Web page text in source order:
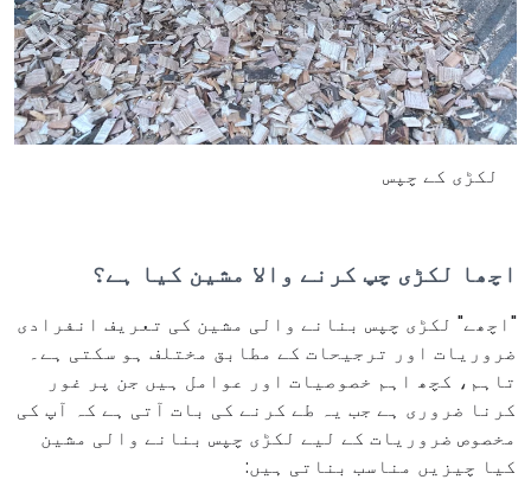
لکڑی کے چپس
اچھا لکڑی چپ کرنے والا مشین کیا ہے؟
"اچھے" لکڑی چپس بنانے والی مشین کی تعریف انفرادی
ضروریات اور ترجیحات کے مطابق مختلف ہو سکتی ہے۔
تاہم، کچھ اہم خصوصیات اور عوامل ہیں جن پر غور
کرنا ضروری ہے جب یہ طے کرنے کی بات آتی ہے کہ آپ کی
مخصوص ضروریات کے لیے لکڑی چپس بنانے والی مشین
کیا چیزیں مناسب بناتی ہیں: